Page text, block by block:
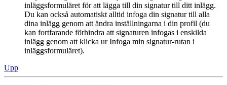
inläggsformuläret för att lägga till din signatur till ditt inlägg.
Du kan också automatiskt alltid infoga din signatur till alla
dina inlägg genom att ändra inställningarna i din profil (du
kan fortfarande förhindra att signaturen infogas i enskilda
inlägg genom att klicka ur Infoga min signatur-rutan i
inläggsformuläret).
Upp